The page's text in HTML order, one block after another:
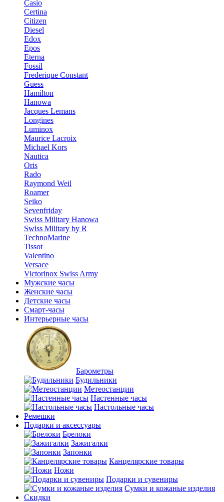
Casio
Certina
Citizen
Diesel
Edox
Epos
Eterna
Fossil
Frederique Constant
Guess
Hamilton
Hanowa
Jacques Lemans
Longines
Luminox
Maurice Lacroix
Michael Kors
Nautica
Oris
Rado
Raymond Weil
Roamer
Seiko
Sevenfriday
Swiss Military Hanowa
Swiss Military by R
TechnoMarine
Tissot
Valentino
Versace
Victorinox Swiss Army
Мужские часы
Женские часы
Детские часы
Смарт-часы
Интерьерные часы
Барометры
Будильники
Метеостанции
Настенные часы
Настольные часы
Ремешки
Подарки и аксессуары
Брелоки
Зажигалки
Запонки
Канцелярские товары
Ножи
Подарки и сувениры
Сумки и кожаные изделия
Скидки